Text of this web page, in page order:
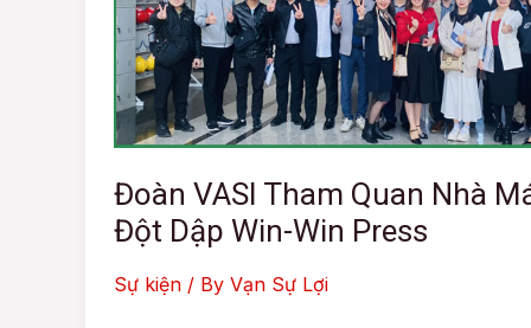
Đoàn VASI Tham Quan Nhà
Đột Dập Win-Win Press
Sự kiện / By Vạn Sự Lợi
Máy
Sản
Xuất
Máy
Đột
Win-
Win